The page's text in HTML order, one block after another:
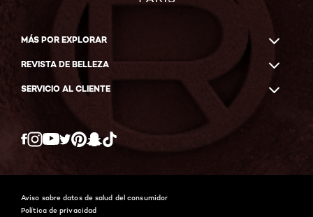
MÁS POR EXPLORAR
REVISTA DE BELLEZA
SERVICIO AL CLIENTE
Facebook
YouTube
Twitter
Aviso sobre datos de salud del consumidor
Política de privacidad